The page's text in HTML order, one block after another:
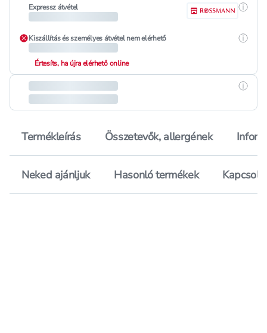
Expressz átvétel
Kiszállítás és személyes átvétel nem elérhető
Értesíts, ha újra elérhető online
Termékleírás Összetevők, allergének
Neked ajánljuk Hasonló termékek